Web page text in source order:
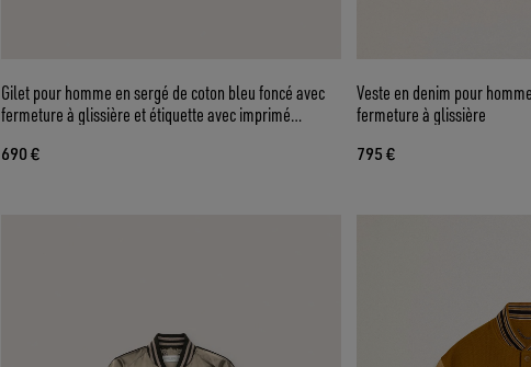
Gilet pour homme en sergé de coton bleu foncé avec
fermeture à glissière et étiquette avec imprimé
690 €
Veste en denim pour
fermeture à glissière
795 €